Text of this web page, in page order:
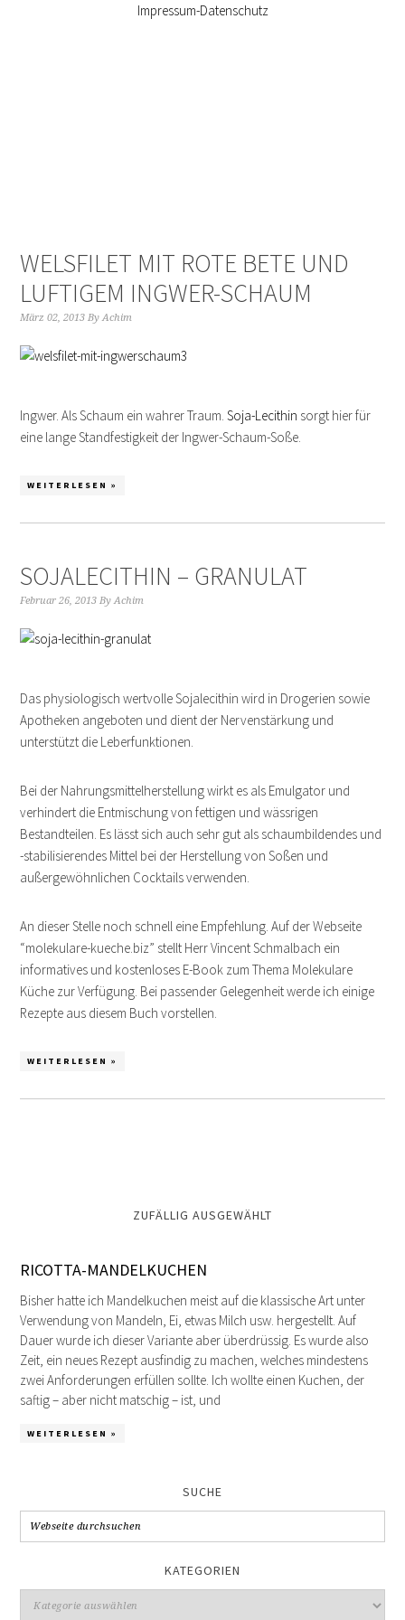
Impressum-Datenschutz
WELSFILET MIT ROTE BETE UND
LUFTIGEM INGWER-SCHAUM
März 02, 2013 ByAchim
Ingwer. Als Schaum ein wahrer Traum.Soja-Lecithin sorgt hier für
eine lange Standfestigkeit der Ingwer-Schaum-Soße.
WEITERLESEN »
SOJALECITHIN – GRANULAT
Februar 26, 2013 ByAchim
Das physiologisch wertvolle Sojalecithin wird in Drogerien sowie
Apotheken angeboten und dient der Nervenstärkung und
unterstützt die Leberfunktionen.
Bei der Nahrungsmittelherstellung wirkt es als Emulgator und
verhindert die Entmischung von fettigen und wässrigen
Bestandteilen. Es lässt sich auch sehr gut als schaumbildendes und
-stabilisierendes Mittel bei der Herstellung von Soßen und
außergewöhnlichen Cocktails verwenden.
An dieser Stelle noch schnell eine Empfehlung. Auf der Webseite
“molekulare-kueche.biz” stellt Herr Vincent Schmalbach ein
informatives und kostenloses E-Book zum Thema Molekulare
Küche zur Verfügung. Bei passender Gelegenheit werde ich einige
Rezepte aus diesem Buch vorstellen.
WEITERLESEN »
ZUFÄLLIG AUSGEWÄHLT
RICOTTA-MANDELKUCHEN
Bisher hatte ich Mandelkuchen meist auf die klassische Art unter
Verwendung von Mandeln, Ei, etwas Milch usw. hergestellt. Auf
Dauer wurde ich dieser Variante aber überdrüssig. Es wurde also
Zeit, ein neues Rezept ausfindig zu machen, welches mindestens
zwei Anforderungen erfüllen sollte. Ich wollte einen Kuchen, der
saftig – aber nicht matschig – ist, und
WEITERLESEN »
SUCHE
KATEGORIEN
Kategorien